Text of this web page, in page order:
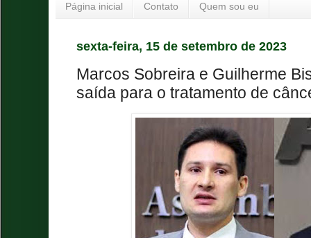
Página inicial Contato Quem sou eu
sexta-feira, 15 de setembro de 2023
Marcos Sobreira e Guilherme
saída para o tratamento de